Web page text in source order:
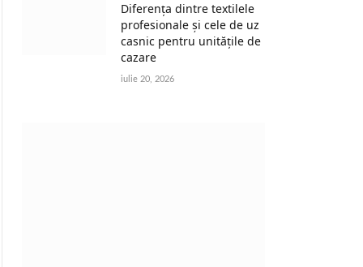
Diferența dintre textilele
profesionale și cele de uz
casnic pentru unitățile de
cazare
iulie 20, 2026